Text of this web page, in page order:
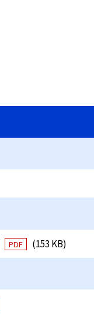
PDF (153 KB)